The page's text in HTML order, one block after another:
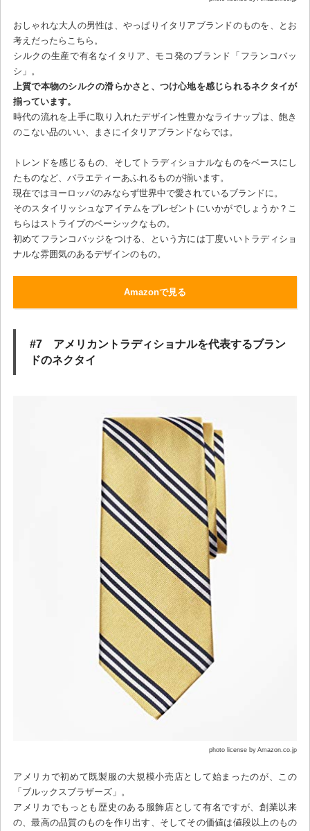
おしゃれな大人の男性は、やっぱりイタリアブランドのものを、とお
考えだったらこちら。
シルクの生産で有名なイタリア、モコ発のブランド「フランコバッ
シ」。
上質で本物のシルクの滑らかさと、つけ心地を感じられるネクタイが
揃っています。
時代の流れを上手に取り入れたデザイン性豊かなライナップは、飽き
のこない品のいい、まさにイタリアブランドならでは。
トレンドを感じるもの、そしてトラディショナルなものをベースにし
たものなど、バラエティーあふれるものが揃います。
現在ではヨーロッパのみならず世界中で愛されているブランドに。
そのスタイリッシュなアイテムをプレゼントにいかがでしょうか？こ
ちらはストライプのベーシックなもの。
初めてフランコバッジをつける、という方には丁度いいトラディショ
ナルな雰囲気のあるデザインのもの。
Amazonで見る
#7 アメリカントラディショナルを代表するブラン
ドのネクタイ
photo license by Amazon.co.jp
アメリカで初めて既製服の大規模小売店として始まったのが、この
「ブルックスブラザーズ」。
アメリカでもっとも歴史のある服飾店として有名ですが、創業以来
の、最高の品質のものを作り出す、そしてその価値は値段以上のもの